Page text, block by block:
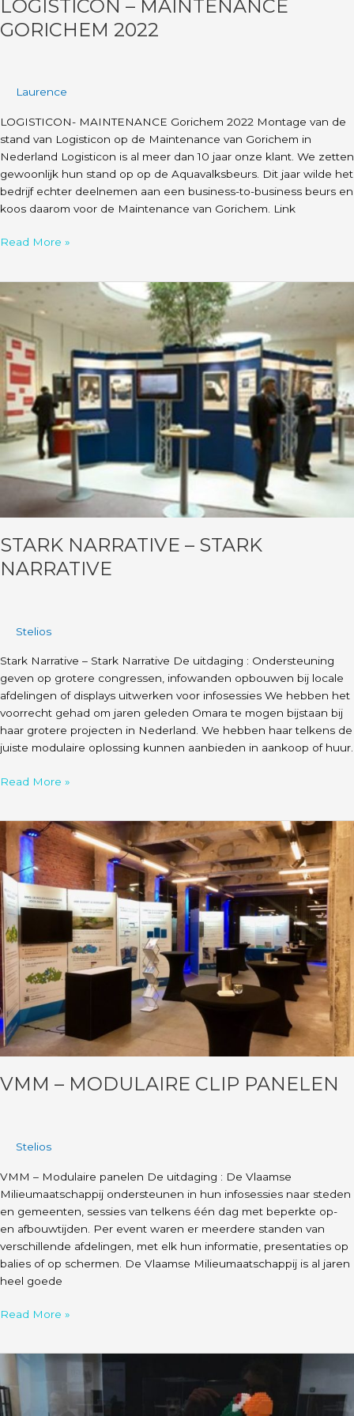
LOGISTICON – MAINTENANCE
GORICHEM 2022
Laurence
LOGISTICON- MAINTENANCE Gorichem 2022 Montage van de
stand van Logisticon op de Maintenance van Gorichem in
Nederland Logisticon is al meer dan 10 jaar onze klant. We zetten
gewoonlijk hun stand op op de Aquavalksbeurs. Dit jaar wilde het
bedrijf echter deelnemen aan een business-to-business beurs en
koos daarom voor de Maintenance van Gorichem. Link
Read More »
STARK NARRATIVE – STARK
NARRATIVE
Stelios
Stark Narrative – Stark Narrative De uitdaging : Ondersteuning
geven op grotere congressen, infowanden opbouwen bij locale
afdelingen of displays uitwerken voor infosessies We hebben het
voorrecht gehad om jaren geleden Omara te mogen bijstaan bij
haar grotere projecten in Nederland. We hebben haar telkens de
juiste modulaire oplossing kunnen aanbieden in aankoop of huur.
Stark
Narrative
–
Stark
Narrative
Read More »
VMM – MODULAIRE CLIP PANELEN
Stelios
VMM – Modulaire panelen De uitdaging : De Vlaamse
Milieumaatschappij ondersteunen in hun infosessies naar steden
en gemeenten, sessies van telkens één dag met beperkte op-
en afbouwtijden. Per event waren er meerdere standen van
verschillende afdelingen, met elk hun informatie, presentaties op
balies of op schermen. De Vlaamse Milieumaatschappij is al jaren
heel goede
VMM
Modulaire
Clip
panelen
Read More »
Amazings
met